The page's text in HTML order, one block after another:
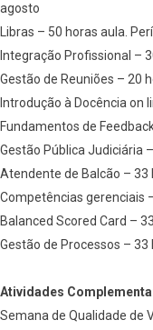
agosto
Libras – 50 horas aula.
Integração Profissional –
Gestão de Reuniões – 20
Introdução à Docência on
Fundamentos de
Gestão Pública Judiciária
Atendente de Balcão –
Competências gerenciais
Balanced Scored Card –
Gestão de Processos –
Atividades
Semana de Qualidade de